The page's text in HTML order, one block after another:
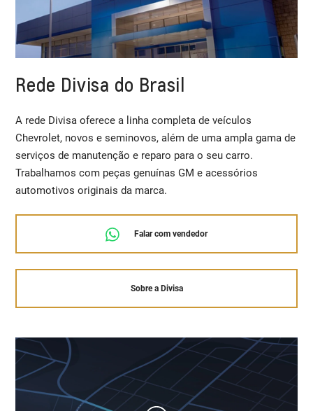
Rede Divisa do Brasil
A rede Divisa oferece a linha completa de veículos
Chevrolet, novos e seminovos, além de uma ampla gama de
serviços de manutenção e reparo para o seu carro.
Trabalhamos com peças genuínas GM e acessórios
automotivos originais da marca.
Falar com vendedor
Sobre a Divisa